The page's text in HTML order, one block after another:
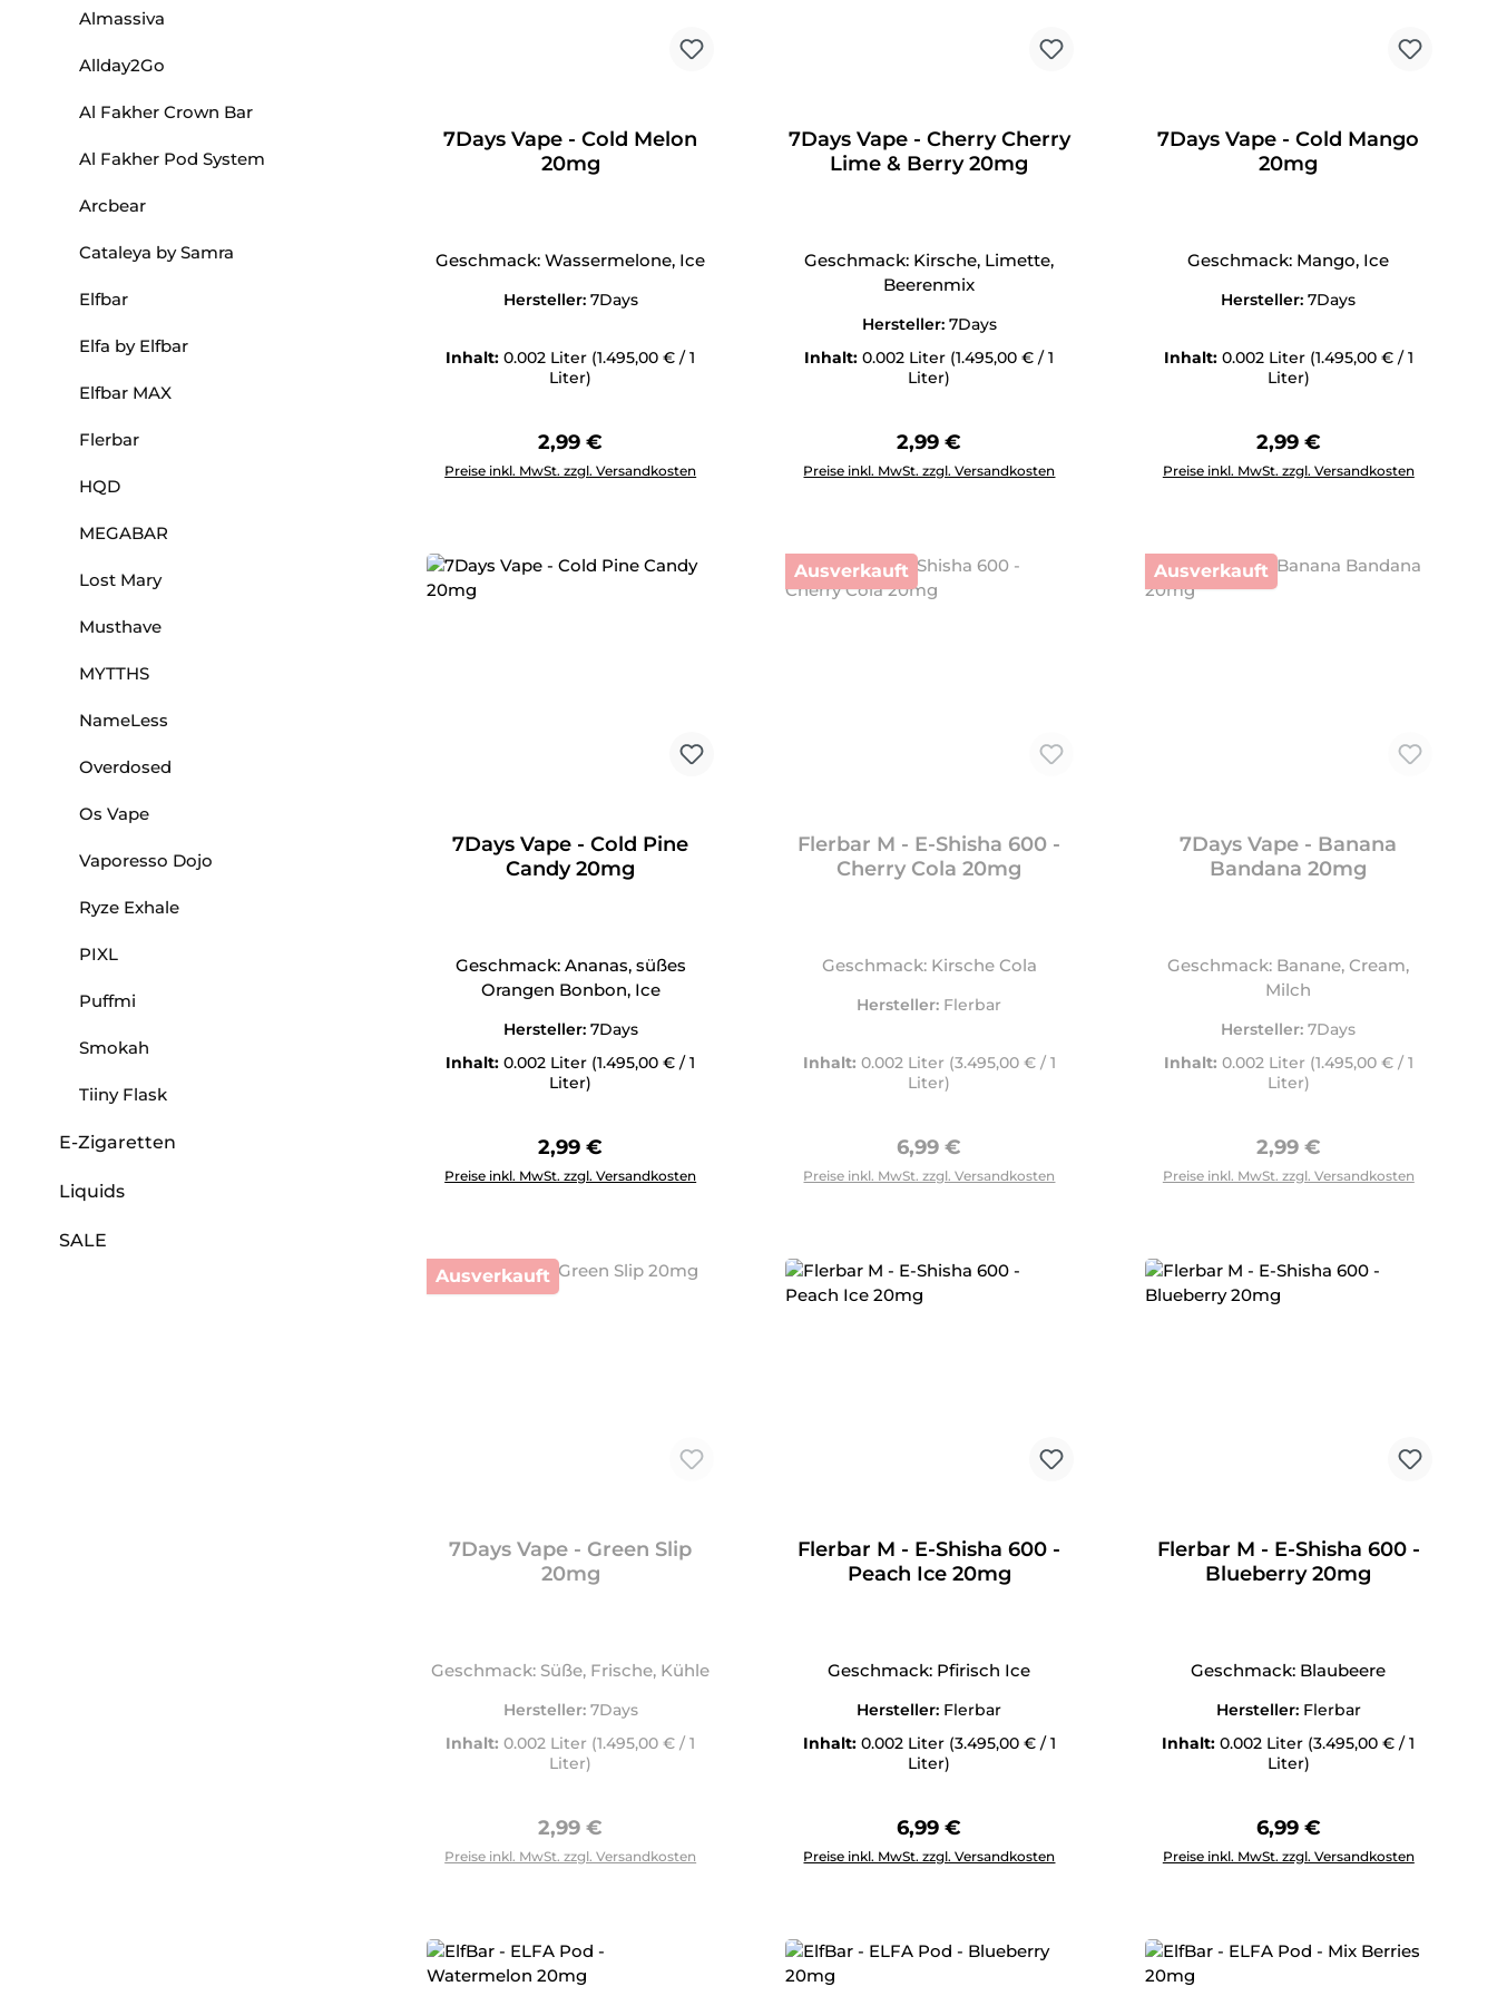
Almassiva
Allday2Go
Al Fakher Crown Bar
Al Fakher Pod System
Arcbear
Cataleya by Samra
Elfbar
Elfa by Elfbar
Elfbar MAX
Flerbar
HQD
MEGABAR
Lost Mary
Musthave
MYTTHS
NameLess
Overdosed
Os Vape
Vaporesso Dojo
Ryze Exhale
PIXL
Puffmi
Smokah
Tiiny Flask
E-Zigaretten
Liquids
SALE
7Days Vape - Cold Melon
20mg
Geschmack: Wassermelone, Ice
Hersteller: 7Days
Inhalt:0.002 Liter (1.495,00 € / 1
Liter)
Regulärer Preis:
2,99 €
Preise inkl. MwSt. zzgl. Versandkosten
Produkt Anzahl: Gib den gewünschten Wert ein oder benutze die Schaltflächen um die Anzahl zu erhöhen oder zu reduzieren.
7Days Vape - Cherry Cherry
Lime & Berry 20mg
Geschmack: Kirsche, Limette,
Beerenmix
Hersteller: 7Days
Inhalt:0.002 Liter (1.495,00 € / 1
Liter)
Regulärer Preis:
2,99 €
Preise inkl. MwSt. zzgl. Versandkosten
Produkt Anzahl: Gib den gewünschten Wert ein oder benutze die Schaltflächen um
7Days Vape - Cold Mango
20mg
Geschmack: Mango, Ice
Hersteller:7Days
Inhalt: 0.002 Liter (1.495,00 € / 1
Liter)
Regulärer Preis:
2,99 €
Preise inkl. MwSt. zzgl. Versandkosten
Produkt Anzahl: Gib den gewünschten
7Days Vape - Cold Pine
Candy 20mg
Geschmack: Ananas, süßes
Orangen Bonbon, Ice
Hersteller: 7Days
Inhalt:0.002 Liter (1.495,00 € / 1
Liter)
Regulärer Preis:
2,99 €
Preise inkl. MwSt. zzgl. Versandkosten
Produkt Anzahl: Gib den gewünschten Wert ein oder benutze die Schaltflächen um die Anzahl zu erhöhen oder zu reduzieren.
Ausverkauft
Flerbar M - E-Shisha 600 -
Cherry Cola 20mg
Geschmack: Kirsche Cola
Hersteller: Flerbar
Inhalt: 0.002 Liter (3.495,00 € / 1
Liter)
Regulärer Preis:
6,99 €
Preise inkl. MwSt. zzgl. Versandkosten
Ausverkauft
7Days Vape - Banana
Bandana 20mg
Geschmack: Banane, Cream,
Milch
Hersteller:7Days
Inhalt: 0.002 Liter (1.495,00 € / 1
Liter)
Regulärer Preis:
2,99 €
Preise inkl. MwSt. zzgl. Versandkosten
Ausverkauft
7Days Vape - Green Slip
20mg
Geschmack: Süße, Frische, Kühle
Hersteller: 7Days
Inhalt:0.002 Liter (1.495,00 € / 1
Liter)
Regulärer Preis:
2,99 €
Preise inkl. MwSt. zzgl. Versandkosten
Flerbar M - E-Shisha 600 -
Peach Ice 20mg
Geschmack: Pfirisch Ice
Hersteller: Flerbar
Inhalt: 0.002 Liter (3.495,00 € / 1
Liter)
Regulärer Preis:
6,99 €
Preise inkl. MwSt. zzgl. Versandkosten
Produkt Anzahl: Gib den gewünschten Wert ein oder benutze die Schaltflächen um
Flerbar M - E-Shisha 600 -
Blueberry 20mg
Geschmack: Blaubeere
Hersteller: Flerbar
Inhalt:0.002 Liter (3.495,00 € / 1
Liter)
Regulärer Preis:
6,99 €
Preise inkl. MwSt. zzgl. Versandkosten
Produkt Anzahl: Gib den gewünschten